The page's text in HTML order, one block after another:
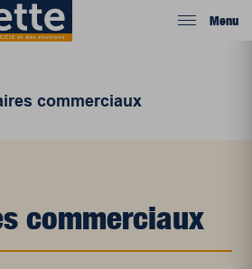
Menu
commerciaux
commerciaux